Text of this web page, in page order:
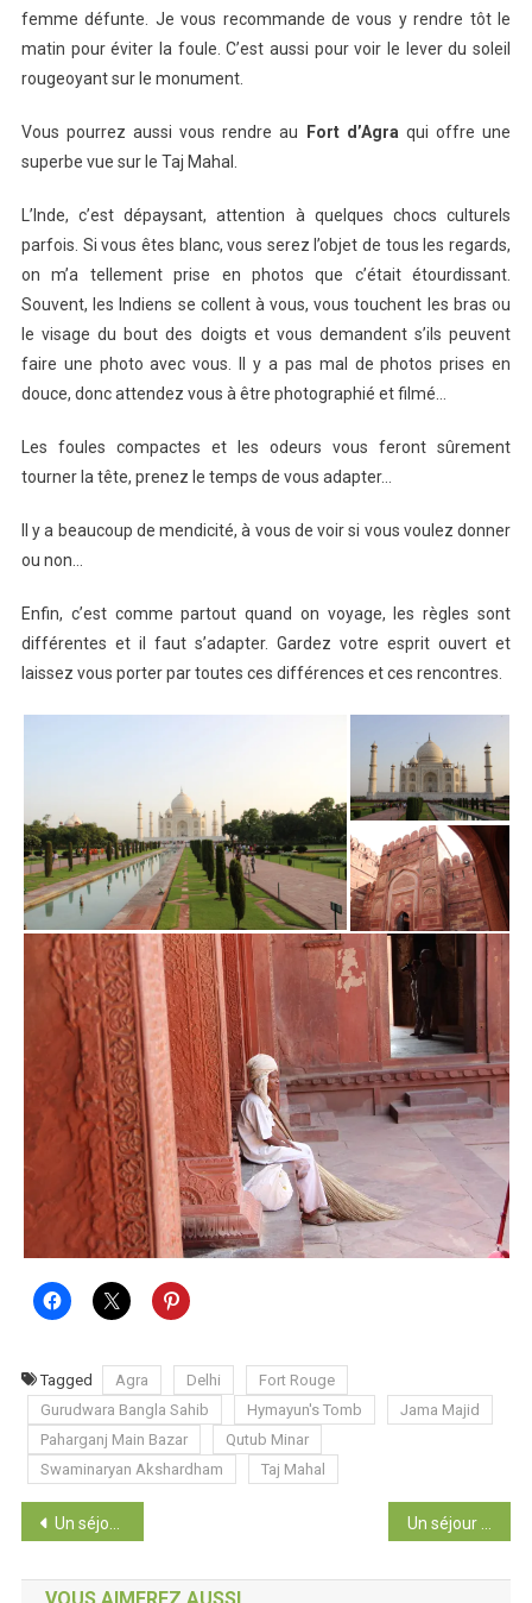
femme défunte. Je vous recommande de vous y rendre tôt le
matin pour éviter la foule. C’est aussi pour voir le lever du soleil
rougeoyant sur le monument.
Vous pourrez aussi vous rendre au Fort d’Agra qui offre une
superbe vue sur le Taj Mahal.
L’Inde, c’est dépaysant, attention à quelques chocs culturels
parfois. Si vous êtes blanc, vous serez l’objet de tous les regards,
on m’a tellement prise en photos que c’était étourdissant.
Souvent, les Indiens se collent à vous, vous touchent les bras ou
le visage du bout des doigts et vous demandent s’ils peuvent
faire une photo avec vous. Il y a pas mal de photos prises en
douce, donc attendez vous à être photographié et filmé…
Les foules compactes et les odeurs vous feront sûrement
tourner la tête, prenez le temps de vous adapter…
Il y a beaucoup de mendicité, à vous de voir si vous voulez donner
ou non…
Enfin, c’est comme partout quand on voyage, les règles sont
différentes et il faut s’adapter. Gardez votre esprit ouvert et
laissez vous porter par toutes ces différences et ces rencontres.
Tagged Agra Delhi
Fort Rouge
Gurudwara Bangla Sahib
Hymayun's Tomb
Jama Majid
Paharganj Main Bazar
Qutub Minar
Swaminaryan Akshardham
Taj Mahal
Navigation
de
Un séjour à Hong-Kong